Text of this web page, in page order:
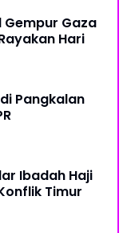
Gempur Gaza
Hari
Pangkalan
Ibadah Haji
Timur